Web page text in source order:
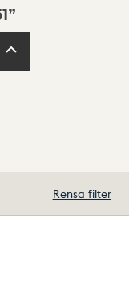
Rensa filter